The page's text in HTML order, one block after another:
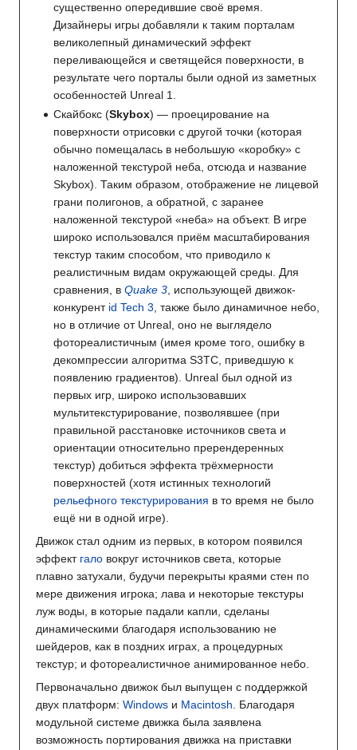
существенно опередившие своё время.
Дизайнеры игры добавляли к таким порталам
великолепный динамический эффект
переливающейся и светящейся поверхности, в
результате чего порталы были одной из заметных
особенностей Unreal 1.
Скайбокс (Skybox) — проецирование на
поверхности отрисовки с другой точки (которая
обычно помещалась в небольшую «коробку» с
наложенной текстурой неба, отсюда и название
Skybox). Таким образом, отображение не лицевой
грани полигонов, а обратной, с заранее
наложенной текстурой «неба» на объект. В игре
широко использовался приём масштабирования
текстур таким способом, что приводило к
реалистичным видам окружающей среды. Для
сравнения, вQuake 3 , использующей движок-
конкурент id Tech 3 , также было динамичное небо,
но в отличие от Unreal, оно не выглядело
фотореалистичным (имея кроме того, ошибку в
декомпрессии алгоритма S3TC, приведшую к
появлению градиентов). Unreal был одной из
первых игр, широко использовавших
мультитекстурирование, позволявшее (при
правильной расстановке источников света и
ориентации относительно пререндеренных
текстур) добиться эффекта трёхмерности
поверхностей (хотя истинных технологий
рельефного текстурирования в то время не было
ещё ни в одной игре).
Движок стал одним из первых, в котором появился
эффект гало вокруг источников света, которые
плавно затухали, будучи перекрыты краями стен по
мере движения игрока; лава и некоторые текстуры
луж воды, в которые падали капли, сделаны
динамическими благодаря использованию не
шейдеров, как в поздних играх, а процедурных
текстур; и фотореалистичное анимированное небо.
Первоначально движок был выпущен с поддержкой
двух платформ: Windows и Macintosh . Благодаря
модульной системе движка была заявлена
возможность портирования движка на приставки